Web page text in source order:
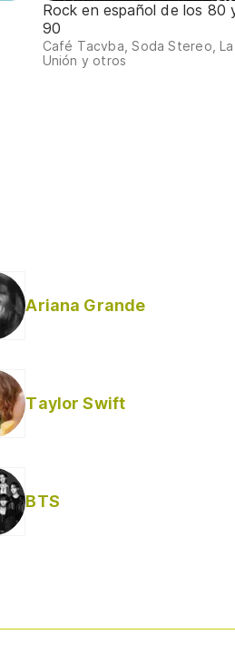
Rock en español de los 80
90
Café Tacvba, Soda Stereo, La
Unión y otros
Ariana Grande
Taylor Swift
BTS